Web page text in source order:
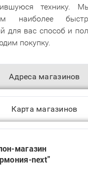
технику.
наиболее
для вас способ и
покупку.
Адреса магазинов
Карта магазинов
магазин
next"